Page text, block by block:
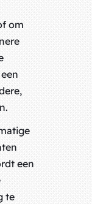
om
een
te